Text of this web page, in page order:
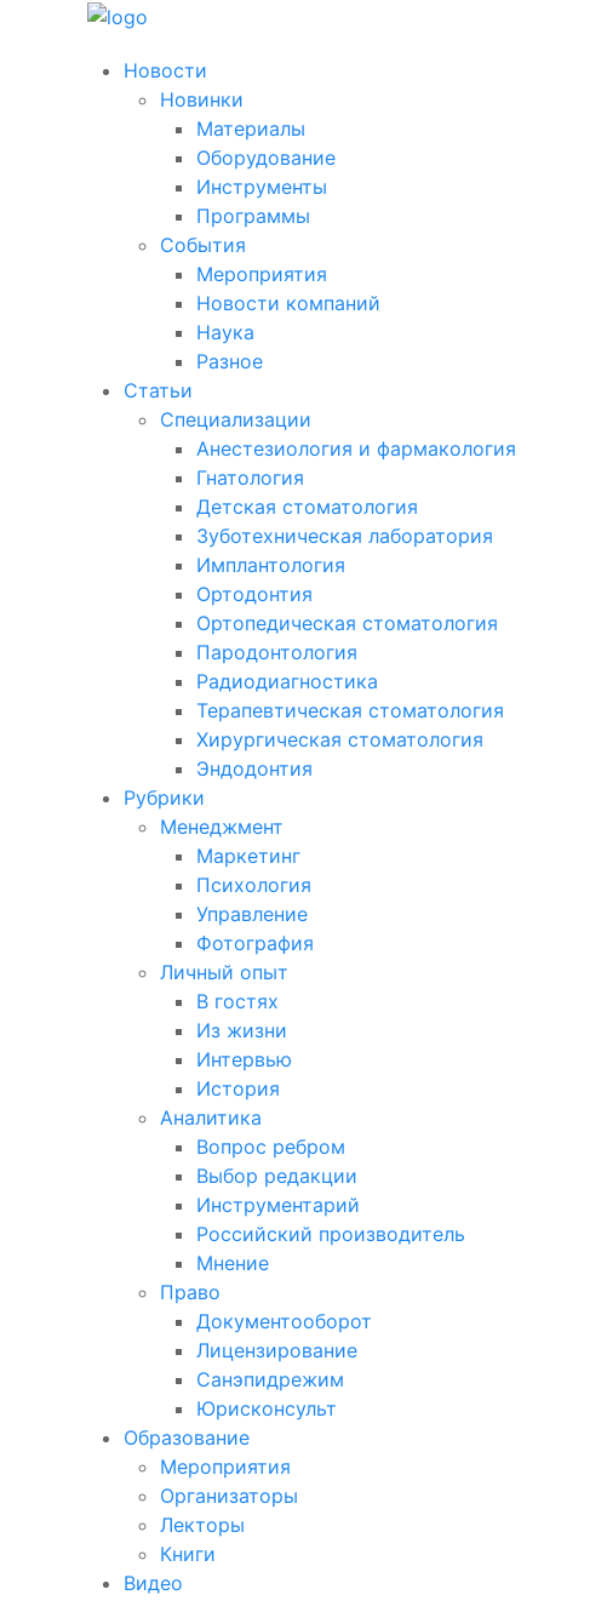
Новости
Новинки
Материалы
Оборудование
Инструменты
Программы
События
Мероприятия
Новости компаний
Наука
Разное
Статьи
Специализации
Анестезиология и фармакология
Гнатология
Детская стоматология
Зуботехническая лаборатория
Имплантология
Ортодонтия
Ортопедическая стоматология
Пародонтология
Радиодиагностика
Терапевтическая стоматология
Хирургическая стоматология
Эндодонтия
Рубрики
Менеджмент
Маркетинг
Психология
Управление
Фотография
Личный опыт
В гостях
Из жизни
Интервью
История
Аналитика
Вопрос ребром
Выбор редакции
Инструментарий
Российский производитель
Мнение
Право
Документооборот
Лицензирование
Санэпидрежим
Юрисконсульт
Образование
Мероприятия
Организаторы
Лекторы
Книги
Видео